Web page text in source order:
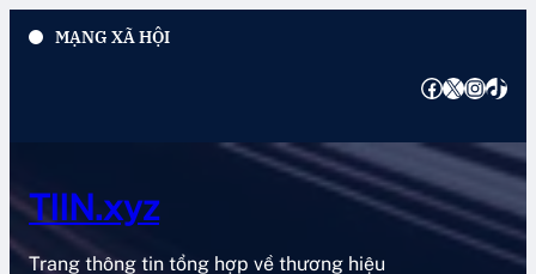
đến
MẠNG XÃ HỘI
FacebookXInstagramTikTok
TIIN.xyz
Trang thông tin tổng hợp về thương hiệu